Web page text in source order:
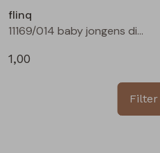
flinq
11169/014 baby jongens diversen bleu
1,00
Filter